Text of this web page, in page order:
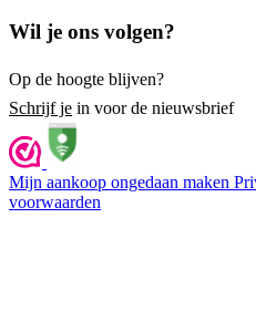
Wil je ons volgen?
Op de hoogte blijven?
Schrijf je in voor de nieuwsbrief
Mijn aankoop ongedaan maken
voorwaarden